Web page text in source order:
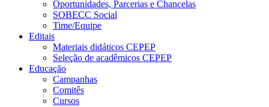
Oportunidades, Parcerias e Chancelas
SOBECC Social
Time/Equipe
Editais
Materiais didáticos CEPEP
Seleção de acadêmicos CEPEP
Educação
Campanhas
Comitês
Cursos